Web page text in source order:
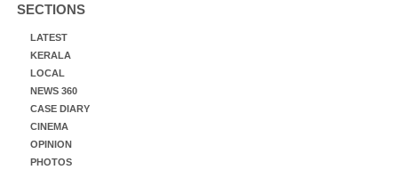
SECTIONS
LATEST
KERALA
LOCAL
NEWS 360
CASE DIARY
CINEMA
OPINION
PHOTOS